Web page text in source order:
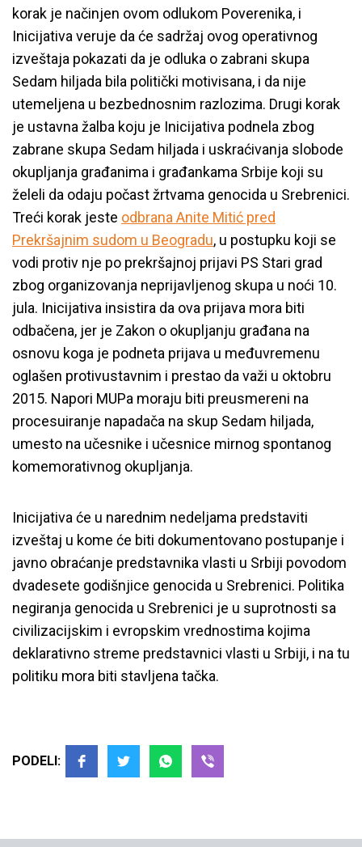
korak je načinjen ovom odlukom Poverenika, i
Inicijativa veruje da će sadržaj ovog operativnog
izveštaja pokazati da je odluka o zabrani skupa
Sedam hiljada bila politički motivisana, i da nije
utemeljena u bezbednosnim razlozima. Drugi korak
je ustavna žalba koju je Inicijativa podnela zbog
zabrane skupa Sedam hiljada i uskraćivanja slobode
okupljanja građanima i građankama Srbije koji su
želeli da odaju počast žrtvama genocida u Srebrenici.
Treći korak jeste odbrana Anite Mitić pred
Prekršajnim sudom u Beogradu, u postupku koji se
vodi protiv nje po prekršajnoj prijavi PS Stari grad
zbog organizovanja neprijavljenog skupa u noći 10.
jula. Inicijativa insistira da ova prijava mora biti
odbačena, jer je Zakon o okupljanju građana na
osnovu koga je podneta prijava u međuvremenu
oglašen protivustavnim i prestao da važi u oktobru
2015. Napori MUPa moraju biti preusmereni na
procesuiranje napadača na skup Sedam hiljada,
umesto na učesnike i učesnice mirnog spontanog
komemorativnog okupljanja.
Inicijativa će u narednim nedeljama predstaviti
izveštaj u kome će biti dokumentovano postupanje i
javno obraćanje predstavnika vlasti u Srbiji povodom
dvadesete godišnjice genocida u Srebrenici. Politika
negiranja genocida u Srebrenici je u suprotnosti sa
civilizacijskim i evropskim vrednostima kojima
deklarativno streme predstavnici vlasti u Srbiji, i na tu
politiku mora biti stavljena tačka.
PODELI: